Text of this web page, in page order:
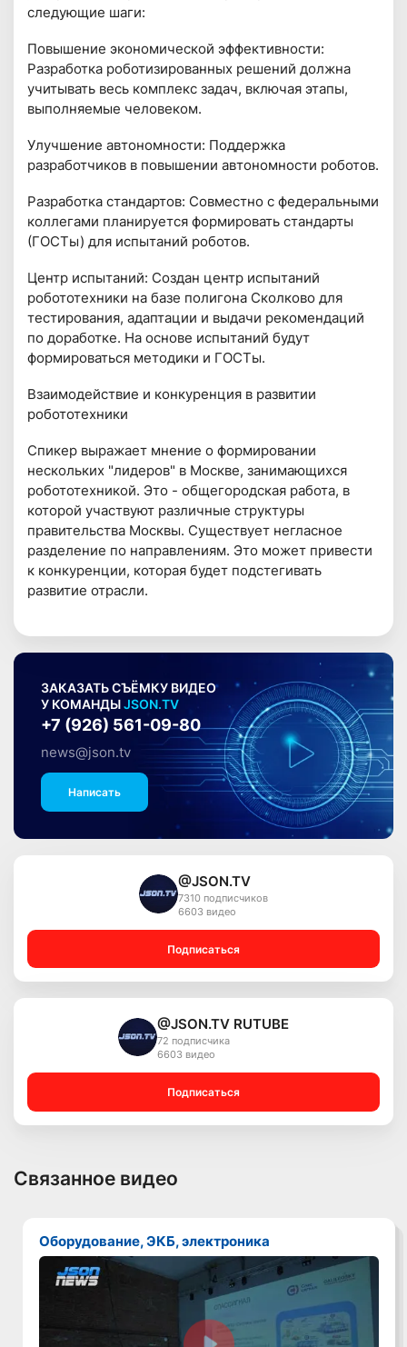
следующие шаги:
Повышение экономической эффективности:
Разработка роботизированных решений должна
учитывать весь комплекс задач, включая этапы,
выполняемые человеком.
Улучшение автономности: Поддержка
разработчиков в повышении автономности роботов.
Разработка стандартов: Совместно с федеральными
коллегами планируется формировать стандарты
(ГОСТы) для испытаний роботов.
Центр испытаний: Создан центр испытаний
робототехники на базе полигона Сколково для
тестирования, адаптации и выдачи рекомендаций
по доработке. На основе испытаний будут
формироваться методики и ГОСТы.
Взаимодействие и конкуренция в развитии
робототехники
Спикер выражает мнение о формировании
нескольких "лидеров" в Москве, занимающихся
робототехникой. Это - общегородская работа, в
которой участвуют различные структуры
правительства Москвы. Существует негласное
разделение по направлениям. Это может привести
к конкуренции, которая будет подстегивать
развитие отрасли.
ЗАКАЗАТЬ СЪЁМКУ ВИДЕО
У КОМАНДЫJSON.TV
+7 (926) 561-09-80
news@json.tv
Написать
@JSON.TV
7310 подписчиков
6603 видео
Подписаться
@JSON.TV RUTUBE
72 подписчика
6603 видео
Подписаться
Связанное видео
Оборудование, ЭКБ, электроника